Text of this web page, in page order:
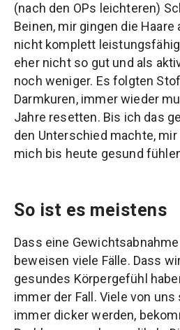
(nach den OPs leichteren)
Beinen, mir gingen die
nicht komplett
eher nicht so gut und als
noch weniger. Es folgten
Darmkuren, immer wieder
Jahre resetten. Bis ich das
den Unterschied machte, mir
mich bis heute gesund
So ist es meistens
Dass eine
beweisen viele Fälle. Dass
gesundes Körpergefühl
immer der Fall. Viele von
immer dicker werden,